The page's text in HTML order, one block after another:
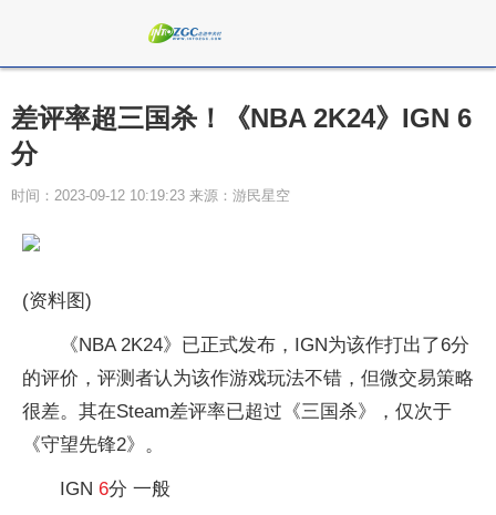
差评率超三国杀！《NBA 2K24》IGN 6
分
时间：2023-09-12 10:19:23 来源：游民星空
(资料图)
《NBA 2K24》已正式发布，IGN为该作打出了6分
的评价，评测者认为该作游戏玩法不错，但微交易策略
很差。其在Steam差评率已超过《三国杀》，仅次于
《守望先锋2》。
IGN 6分 一般